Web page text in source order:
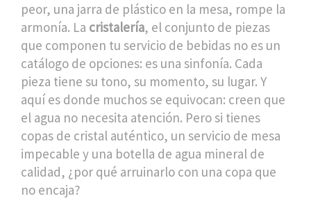
peor, una jarra de plástico en la mesa, rompe la
armonía. La cristalería, el conjunto de piezas
que componen tu servicio de bebidas no es un
catálogo de opciones: es una sinfonía. Cada
pieza tiene su tono, su momento, su lugar. Y
aquí es donde muchos se equivocan: creen que
el agua no necesita atención. Pero si tienes
copas de cristal auténtico, un servicio de mesa
impecable y una botella de agua mineral de
calidad, ¿por qué arruinarlo con una copa que
no encaja?